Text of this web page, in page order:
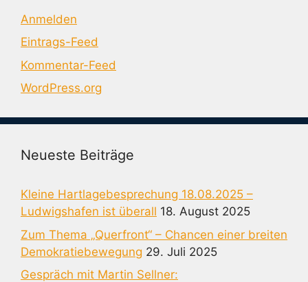
Anmelden
Eintrags-Feed
Kommentar-Feed
WordPress.org
Neueste Beiträge
Kleine Hartlagebesprechung 18.08.2025 –
Ludwigshafen ist überall 18. August 2025
Zum Thema „Querfront“ – Chancen einer breiten
Demokratiebewegung 29. Juli 2025
Gespräch mit Martin Sellner: